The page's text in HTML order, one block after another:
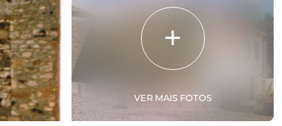
VER MAIS FOTOS